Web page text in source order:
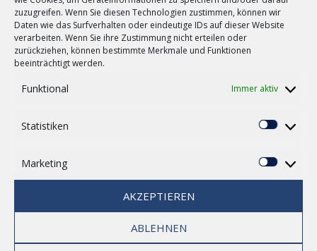
zuzugreifen. Wenn Sie diesen Technologien zustimmen, können wir
Daten wie das Surfverhalten oder eindeutige IDs auf dieser Website
verarbeiten. Wenn Sie ihre Zustimmung nicht erteilen oder
zurückziehen, können bestimmte Merkmale und Funktionen
beeinträchtigt werden.
Funktional Immer aktiv
Statistiken
Marketing
AKZEPTIEREN
ABLEHNEN
19
FEB.
0
Schlag-Fertig
by Christusnews
Wie reagieren wir auf Gewalt? Politiker werden
Gewalt konfrontiert. Hate Speech schüchtert
Schiedsrichter treten wegen Bedrohungen in den
Streik. Gewalt ist ein immer größer ...
[MEHR...]